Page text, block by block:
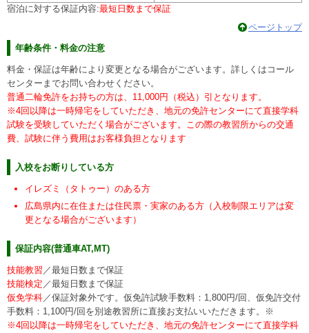
宿泊に対する保証内容:最短日数まで保証
ページトップ
年齢条件・料金の注意
料金・保証は年齢により変更となる場合がございます。詳しくはコール
センターまでお問い合わせください。
普通二輪免許をお持ちの方は、11,000円（税込）引となります。
※4回以降は一時帰宅をしていただき、地元の免許センターにて直接学科
試験を受験していただく場合がございます。この際の教習所からの交通
費、試験に伴う費用はお客様負担となります
入校をお断りしている方
イレズミ（タトゥー）のある方
広島県内に在住または住民票・実家のある方（入校制限エリアは変
更となる場合がございます）
保証内容(普通車AT,MT)
技能教習 ／最短日数まで保証
技能検定 ／最短日数まで保証
仮免学科／保証対象外です。仮免許試験手数料：1,800円/回、仮免許交付
手数料：1,100円/回を別途教習所に直接お支払いいただきます。※
※4回以降は一時帰宅をしていただき、地元の免許センターにて直接学科